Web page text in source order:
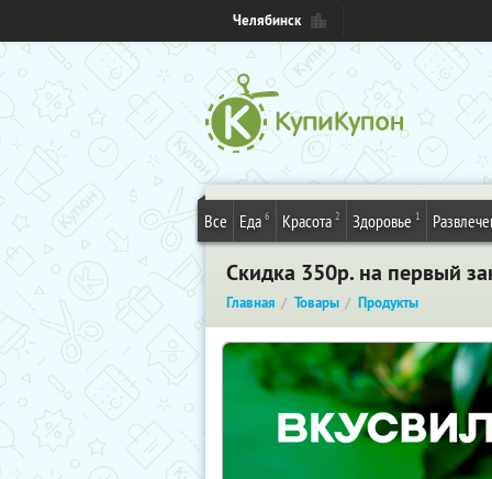
Челябинск
Все Еда 6 Красота 2 Здоровье 1
Скидка 350р. на первый
Главная Товары Продукты